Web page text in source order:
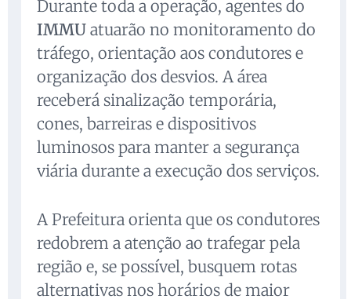
Durante toda a operação, agentes do
IMMU atuarão no monitoramento do
tráfego, orientação aos condutores e
organização dos desvios. A área
receberá sinalização temporária,
cones, barreiras e dispositivos
luminosos para manter a segurança
viária durante a execução dos serviços.
A Prefeitura orienta que os condutores
redobrem a atenção ao trafegar pela
região e, se possível, busquem rotas
alternativas nos horários de maior